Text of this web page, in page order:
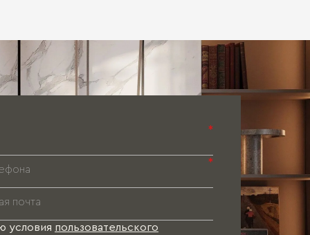
Паспорт
*
*
условия пользовательского